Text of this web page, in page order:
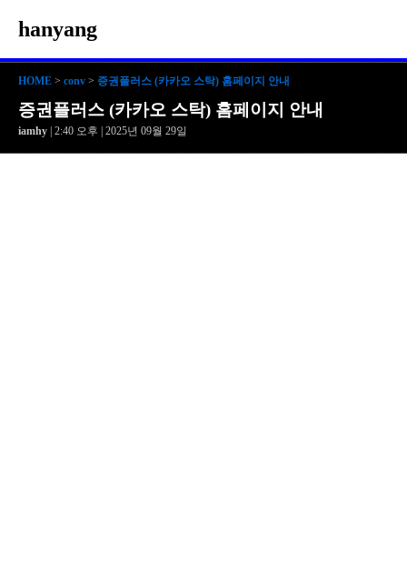
hanyang
HOME > conv > 증권플러스 (카카오 스탁) 홈페이지 안내
증권플러스 (카카오 스탁) 홈페이지 안내
iamhy | 2:40 오후 | 2025년 09월 29일